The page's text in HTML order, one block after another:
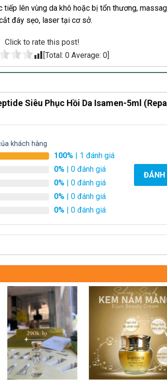
lên vùng da khô hoặc bị tổn thương,
đáy sẹo, laser tại cơ sở.
Click to rate this post!
[Total:0 Average:0
Siêu Phục Hồi Da Isamen-5ml
khách hàng
100% | 1 đánh giá
0% | 0 đánh giá
0% | 0 đánh giá
0% | 0 đánh giá
0% | 0 đánh giá
ĐÁNH